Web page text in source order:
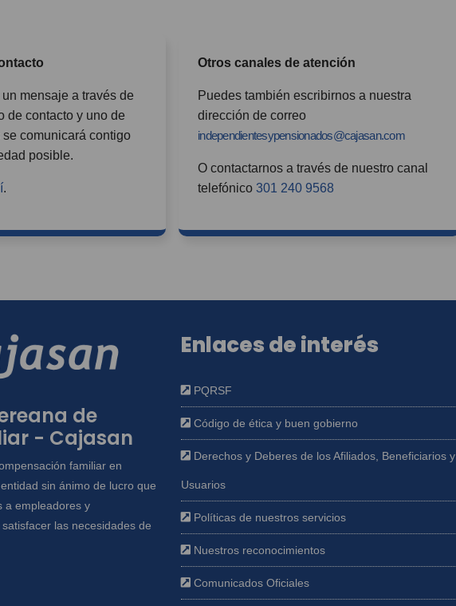
mensaje a través de
de contacto y uno de
comunicará contigo
posible.
.
Otros canales de atención
Puedes también escribirnos a nuestra
dirección de correo
independientesypensionados@cajasan.com
O contactarnos a través de nuestro canal
telefónico 301 240 9568
de
- Cajasan
familiar en
sin ánimo de lucro que
a empleadores y
las necesidades de
Enlaces de interés
PQRSF
Código de ética y buen gobierno
Derechos y Deberes de los Afiliados, Beneficiarios y
Usuarios
Políticas de nuestros servicios
Nuestros reconocimientos
Comunicados Oficiales